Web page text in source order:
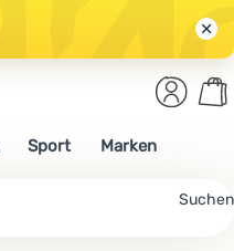
Suchen
Anmelden
Sport Marken